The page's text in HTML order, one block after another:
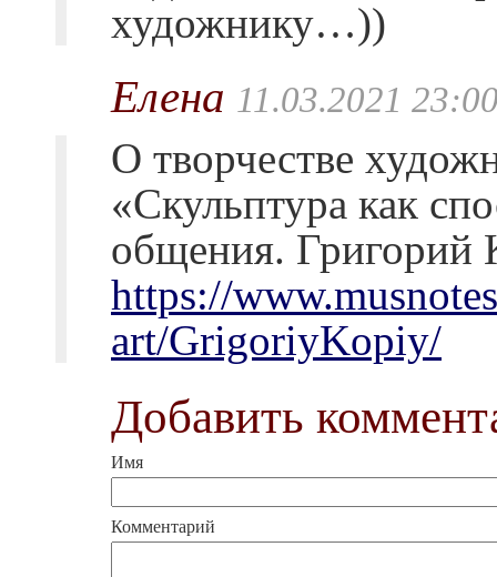
художнику…))
Елена 11.03.2021
О творчестве
«Скульптура как
общения.
https://
art/GrigoriyKopiy/
Добавить
Имя
Комментарий